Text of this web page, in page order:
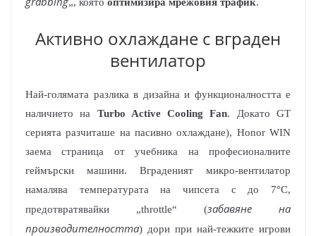
Активно охлаждане с вграден
вентилатор
Най-голямата разлика в дизайна и функционалността е
наличието на Turbo Active Cooling Fan. Докато GT
серията разчиташе на пасивно охлаждане), Honor WIN
заема страница от учебника на професионалните
геймърски машини. Вграденият микро-вентилатор
намалява температурата на чипсета с до 7°C,
предотвратявайки „throttle“ (забавяне на
производителността) дори при най-тежките игрови